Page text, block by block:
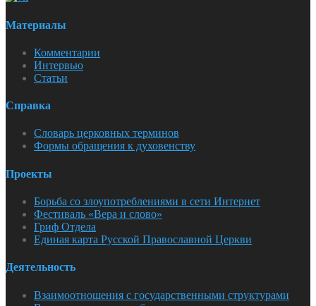
Материалы
Комментарии
Интервью
Статьи
Справка
Словарь церковных терминов
Формы обращения к духовенству
Проекты
Борьба со злоупотреблениями в сети Интернет
Фестиваль «Вера и слово»
Гриф Отдела
Единая карта Русской Православной Церкви
Деятельность
Взаимоотношения с государственными структурами